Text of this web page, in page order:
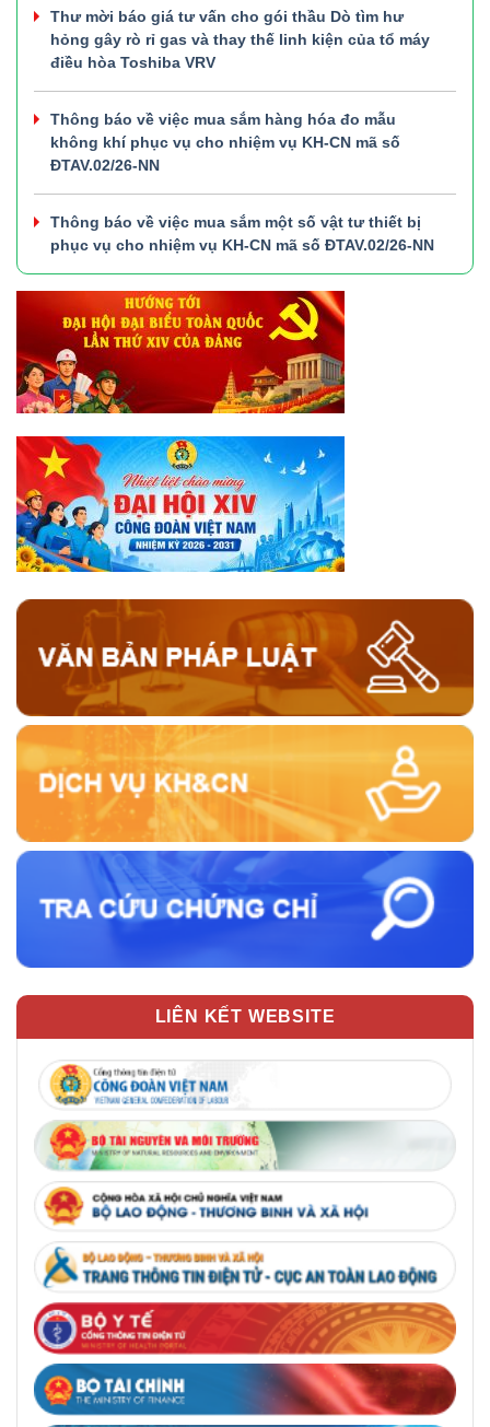
Thư mời báo giá tư vấn cho gói thầu Dò tìm hư
hỏng gây rò rỉ gas và thay thế linh kiện của tổ máy
điều hòa Toshiba VRV
Thông báo về việc mua sắm hàng hóa đo mẫu
không khí phục vụ cho nhiệm vụ KH-CN mã số
ĐTAV.02/26-NN
Thông báo về việc mua sắm một số vật tư thiết bị
phục vụ cho nhiệm vụ KH-CN mã số ĐTAV.02/26-NN
LIÊN KẾT WEBSITE